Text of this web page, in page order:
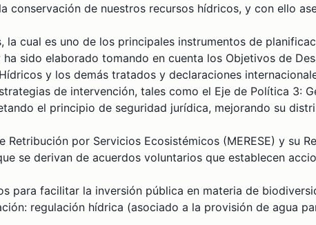
de nuestros recursos hídricos, y con ello
cual es uno de los principales instrumentos de
sido elaborado tomando en cuenta los Objetivos de
y los demás tratados y declaraciones
de intervención, tales como el Eje de Política 3:
el principio de seguridad jurídica, mejorando su
por Servicios Ecosistémicos (MERESE) y su
se derivan de acuerdos voluntarios que establecen
para facilitar la inversión pública en materia de
regulación hídrica (asociado a la provisión de agua